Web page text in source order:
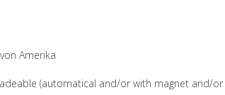
Amerika
(automatical and/or with magnet and/or